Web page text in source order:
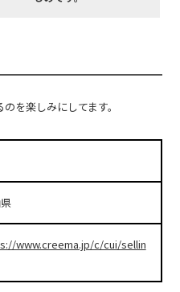
を楽しみにしてます。
www.creema.jp/c/cui/sellin